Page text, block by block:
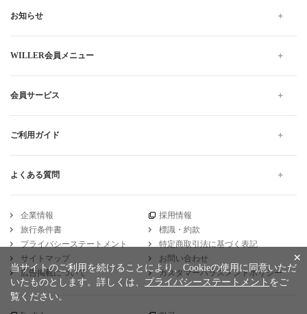
お知らせ
WILLER会員メニュー
会員サービス
ご利用ガイド
よくある質問
企業情報
採用情報
旅行条件書
標識・約款
プライバシーステートメント
特定商取引法に基づく表記
サイトマップ
お問い合わせ
広告掲載について
カスタマーハラスメントポリシー
×
当サイトのご利用を続けることにより、Cookieの使用に同意いただ
いたものとします。詳しくは、 プライバシーステートメント をご
覧ください。